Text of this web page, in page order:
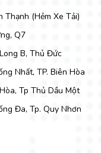
Thạnh (Hẻm Xe Tải)
Q7
B, Thủ Đức
Nhất, TP. Biên Hòa
Tp Thủ Dầu Một
Đa, Tp. Quy Nhơn